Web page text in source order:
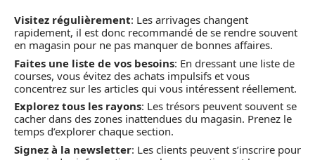
Visitez régulièrement: Les arrivages changent
rapidement, il est donc recommandé de se rendre souvent
en magasin pour ne pas manquer de bonnes affaires.
Faites une liste de vos besoins: En dressant une liste de
courses, vous évitez des achats impulsifs et vous
concentrez sur les articles qui vous intéressent réellement.
Explorez tous les rayons: Les trésors peuvent souvent se
cacher dans des zones inattendues du magasin. Prenez le
temps d’explorer chaque section.
Signez à la newsletter: Les clients peuvent s’inscrire pour